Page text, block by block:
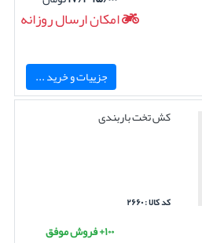
امکان ارسال روزانه
جزییات و خرید ...
کش تخت باربندی
کد کالا : ۲۶۶۰
۱۰۰+ فروش موفق